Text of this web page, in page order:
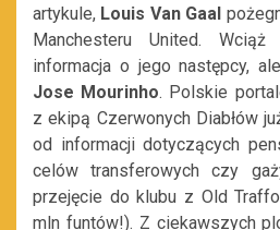
artykule, Louis Van Gaal
Manchesteru United.
informacja o jego następcy,
Jose Mourinho. Polskie
z ekipą Czerwonych Diabłów
od informacji dotyczących
celów transferowych czy
przejęcie do klubu z Old
mln funtów!). Z ciekawszych